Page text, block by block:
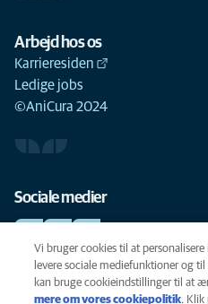
Arbejd hos os
Karrieresiden
Ledige jobs
©AniCura 2024
Sociale medier
Cookie-politik
Vi bruger cookies til at
levere sociale mediefunktioner og til
kan bruge cookieindstillinger til at
mere om vores cookiepolitik. Klik